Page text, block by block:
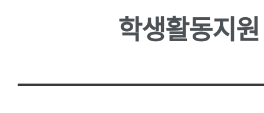
학생활동지원